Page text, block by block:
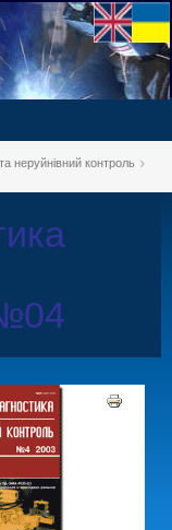
неруйнівний контроль